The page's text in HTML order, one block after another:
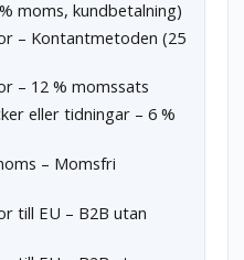
moms, kundbetalning)
– Kontantmetoden (25
– 12 % momssats
eller tidningar – 6 %
– Momsfri
till EU – B2B utan